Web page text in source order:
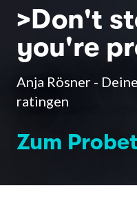
>Don't
you're
Anja Rösner -
ratingen
Zum